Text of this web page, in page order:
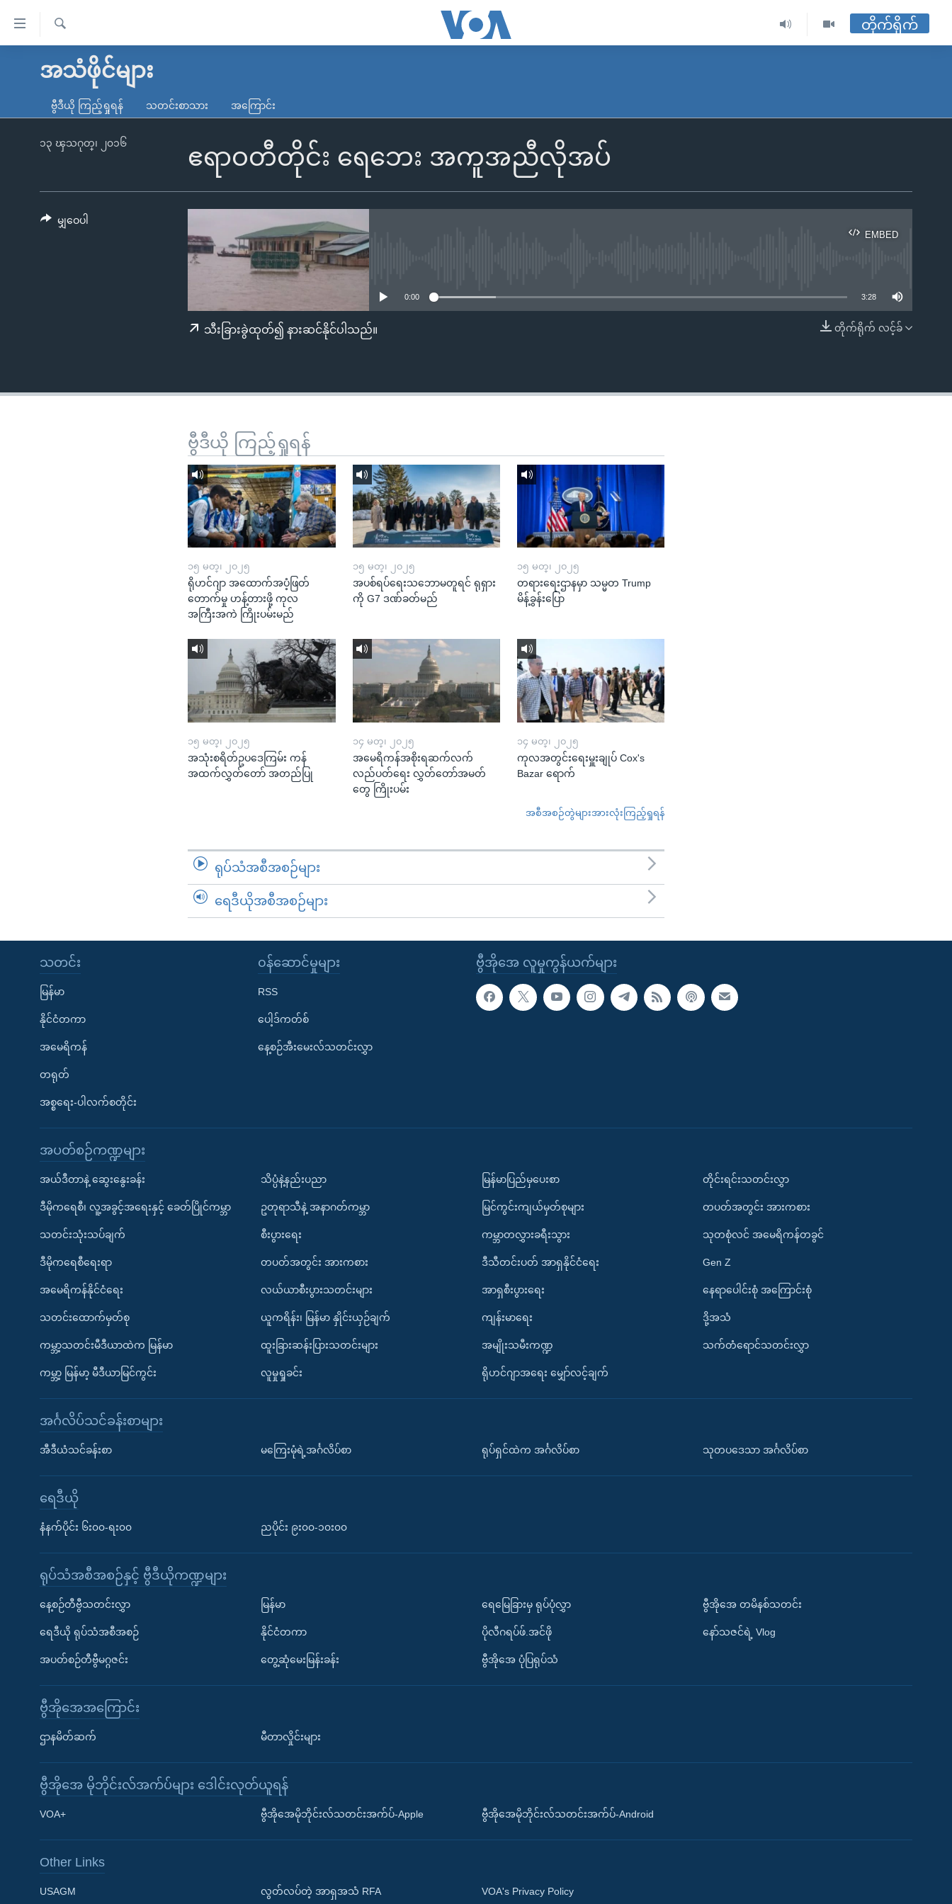
လွယ်ကူ
သည့်
ကျော်
မူလစာမျက်နှာ
ကမ္ဘာ့သတင်းများ
နိုင်ငံတကာ
တရုတ်
အစ္စရေး-ပါလက်စတိုင်း
ရပ်ဝန်းတခု လမ်းတခု အလွန်
အင်္ဂလိပ်စာလေ့လာမယ်
Learning English
ရ
တိုက်ရိုက်
အသံဖိုင်များ
ဗွီဒီယို ကြည့်ရှုရန် သတင်းစာသား အကြောင်း
ဧရာဝတီတိုင်း ရေဘေး အကူအညီလိုအပ်
၁၃ ၾသဂုတ္၊ ၂၀၁၆
EMBED
EMBED
0:00 3:28
တိုက်ရိုက် လင့်ခ်
သီးခြားခွဲထုတ်၍ နားဆင်နိုင်ပါသည်။
မျှဝေပါ
ဗွီဒီယို ကြည့်ရှုရန်
၁၅ မတ္၊ ၂၀၂၅
ရိုဟင်ဂျာ အထောက်အပံ့ဖြတ်
တောက်မှု ဟန့်တားဖို့ ကုလ
အကြီးအကဲ ကြိုးပမ်းမည်
၁၅ မတ္၊ ၂၀၂၅
အပစ်ရပ်ရေးသဘောမတူရင် ရုရှား
ကို G7 ဒဏ်ခတ်မည်
၁၅ မတ္၊ ၂၀၂၅
တရားရေးဌာနမှာ သမ္မတ Trump
မိန့်ခွန်းပြော
၁၅ မတ္၊ ၂၀၂၅
အသုံးစရိတ်ဥပဒေကြမ်း ကန်
အထက်လွှတ်တော် အတည်ပြု
၁၄ မတ္၊ ၂၀၂၅
အမေရိကန်အစိုးရဆက်လက်
လည်ပတ်ရေး လွှတ်တော်အမတ်
တွေ ကြိုးပမ်း
၁၄ မတ္၊ ၂၀၂၅
ကုလအတွင်းရေးမှူးချုပ် Cox's
Bazar ရောက်
အစီအစဉ်တွဲများအားလုံးကြည့်ရှုရန်
ရုပ်သံအစီအစဉ်များ
ရေဒီယိုအစီအစဉ်များ
ဗွီအိုအေ လူမှုကွန်ယက်များ
သတင်း
မြန်မာ
နိုင်ငံတကာ
အမေရိကန်
တရုတ်
အစ္စရေး-ပါလက်စတိုင်း
၀န်ဆောင်မှုများ
RSS
ပေါ့ဒ်ကတ်စ်
နေ့စဉ်အီးမေးလ်သတင်းလွှာ
အပတ်စဉ်ကဏ္ဍများ
အယ်ဒီတာနဲ့ ဆွေးနွေးခန်း
ဒီမိုကရေစီ၊ လူ့အခွင့်အရေးနှင့် ခေတ်ပြိုင်ကမ္ဘာ
သတင်းသုံးသပ်ချက်
ဒီမိုကရေစီရေးရာ
အမေရိကန်နိုင်ငံရေး
သတင်းထောက်မှတ်စု
ကမ္ဘာ့သတင်းမီဒီယာထဲက မြန်မာ
ကမ္ဘာ့ မြန်မာ့ မီဒီယာမြင်ကွင်း
သိပ္ပံနဲ့နည်းပညာ
ဥတုရာသီနဲ့ အနာဂတ်ကမ္ဘာ
စီးပွားရေး
တပတ်အတွင်း အားကစား
လယ်ယာစီးပွားသတင်းများ
ယူကရိန်း၊ မြန်မာ နှိုင်းယှဉ်ချက်
ထူးခြားဆန်းပြားသတင်းများ
လူမှုရှုခင်း
မြန်မာပြည်မှပေးစာ
မြင်ကွင်းကျယ်မှတ်စုများ
ကမ္ဘာတလွှားခရီးသွား
ဒီသီတင်းပတ် အာရှနိုင်ငံရေး
အာရှစီးပွားရေး
ကျန်းမာရေး
အမျိုးသမီးကဏ္ဍ
ရိုဟင်ဂျာအရေး မျှော်လင့်ချက်
တိုင်းရင်းသတင်းလွှာ
တပတ်အတွင်း အားကစား
သုတစုံလင် အမေရိကန်တခွင်
Gen Z
နေရာပေါင်းစုံ အကြောင်းစုံ
ဒို့အသံ
သက်တံရောင်သတင်းလွှာ
အင်္ဂလိပ်သင်ခန်းစာများ
အီဒီယံသင်ခန်းစာ မကြေးမုံရဲ့အင်္ဂလိပ်စာ ရုပ်ရှင်ထဲက အင်္ဂလိပ်စာ သုတပဒေသာ အင်္ဂလိပ်စာ
ရေဒီယို
နံနက်ပိုင်း ၆း၀၀-ရး၀၀ ညပိုင်း ၉း၀၀-၁၀း၀၀
ရုပ်သံအစီအစဉ်နှင့် ဗွီဒီယိုကဏ္ဍများ
နေ့စဉ်တီဗွီသတင်းလွှာ
ရေဒီယို ရုပ်သံအစီအစဉ်
အပတ်စဉ်တီဗွီမဂ္ဂဇင်း
မြန်မာ
နိုင်ငံတကာ
တွေ့ဆုံမေးမြန်းခန်း
ရေမြေခြားမှ ရုပ်ပုံလွှာ
ပိုလီဂရပ်ဖ်.အင်ဖို
ဗွီအိုအေ ပုံပြရုပ်သံ
ဗွီအိုအေ တမိနစ်သတင်း
နော်သဇင်ရဲ့ Vlog
ဗွီအိုအေအကြောင်း
ဌာနမိတ်ဆက် မီတာလှိုင်းများ
ဗွီအိုအေ မိုဘိုင်းလ်အက်ပ်များ ဒေါင်းလုတ်ယူရန်
VOA+ ဗွီအိုအေမိုဘိုင်းလ်သတင်းအက်ပ်-Apple ဗွီအိုအေမိုဘိုင်းလ်သတင်းအက်ပ်-Android
Other Links
USAGM လွတ်လပ်တဲ့ အာရှအသံ RFA VOA's Privacy Policy